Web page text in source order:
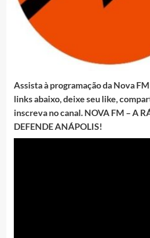
Assista à programação da Nova
links abaixo, deixe seu like,
inscreva no canal. NOVA FM – A
DEFENDE ANÁPOLIS!